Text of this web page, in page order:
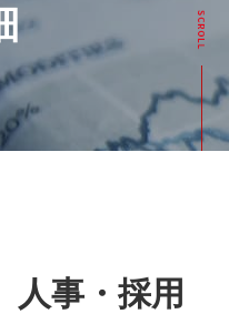
人事・採用